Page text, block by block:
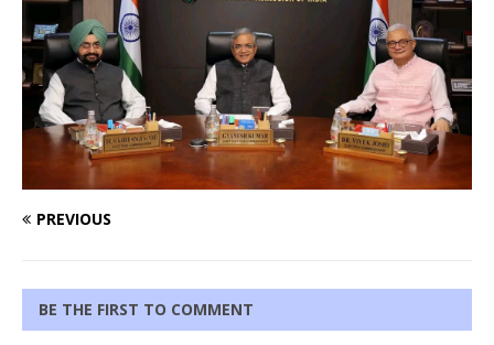
PREVIOUS
BE THE FIRST TO COMMENT